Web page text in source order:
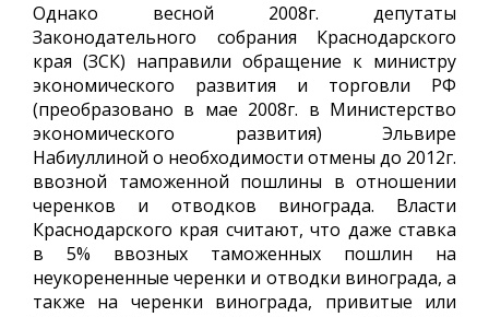
Однако весной 2008г. депутаты
Законодательного собрания Краснодарского
края (ЗСК) направили обращение к министру
экономического развития и торговли РФ
(преобразовано в мае 2008г. в Министерство
экономического развития) Эльвире
Набиуллиной о необходимости отмены до 2012г.
ввозной таможенной пошлины в отношении
черенков и отводков винограда. Власти
Краснодарского края считают, что даже ставка
в 5% ввозных таможенных пошлин на
неукорененные черенки и отводки винограда, а
также на черенки винограда, привитые или